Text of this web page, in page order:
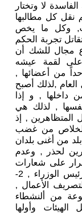
لا وتختار
نقل كل مطالبها
ب, وكل ما يخص
تجربة الحكم
مجال للشك أن
لقمة عيشه
من أعضائها ,
,لذلك أصبح
داخلها , و إذا
, لذلك هي
المتظاهرين , إذ
من غضب
من أغنى بلدان
لحذر , وعدم
على شعارات
ثابته وواضحة ,1- المطالبة باستقالة رئيس الوزراء , 2-
الأعمال ,
من ألنشطاء
الهيئات وأولها